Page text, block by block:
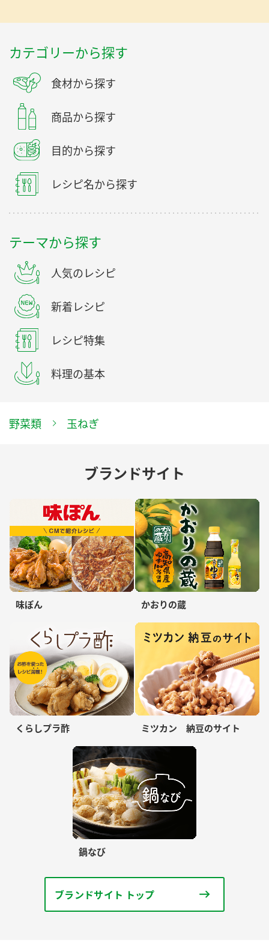
カテゴリーから探す
食材から探す
商品から探す
目的から探す
レシピ名から探す
テーマから探す
人気のレシピ
新着レシピ
レシピ特集
料理の基本
野菜類 玉ねぎ
ブランドサイト
味ぽん かおりの蔵
くらしプラ酢 ミツカン 納豆のサイト
鍋なび
ブランドサイト トップ